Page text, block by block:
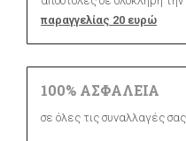
παραγγελίας 20 ευρώ
100% ΑΣΦΑΛΕΙΑ
σε όλες τις συναλλαγές σας